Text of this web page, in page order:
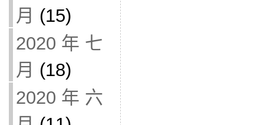
月 (15)
2020 年 七
月 (18)
2020 年 六